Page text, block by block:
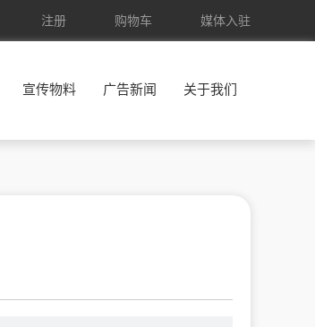
注册 购物车 媒体入驻
宣传物料 广告新闻 关于我们